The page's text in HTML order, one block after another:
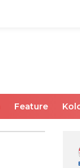
Feature